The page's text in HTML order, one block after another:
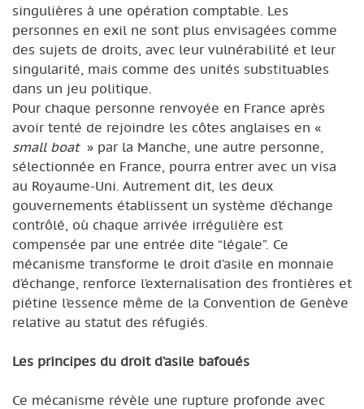
singulières à une opération comptable. Les
personnes en exil ne sont plus envisagées comme
des sujets de droits, avec leur vulnérabilité et leur
singularité, mais comme des unités substituables
dans un jeu politique.
Pour chaque personne renvoyée en France après
avoir tenté de rejoindre les côtes anglaises en «
small boat » par la Manche, une autre personne,
sélectionnée en France, pourra entrer avec un visa
au Royaume-Uni. Autrement dit, les deux
gouvernements établissent un système d’échange
contrôlé, où chaque arrivée irrégulière est
compensée par une entrée dite “légale”. Ce
mécanisme transforme le droit d’asile en monnaie
d’échange, renforce l’externalisation des frontières et
piétine l’essence même de la Convention de Genève
relative au statut des réfugiés.
Les principes du droit d’asile bafoués
Ce mécanisme révèle une rupture profonde avec